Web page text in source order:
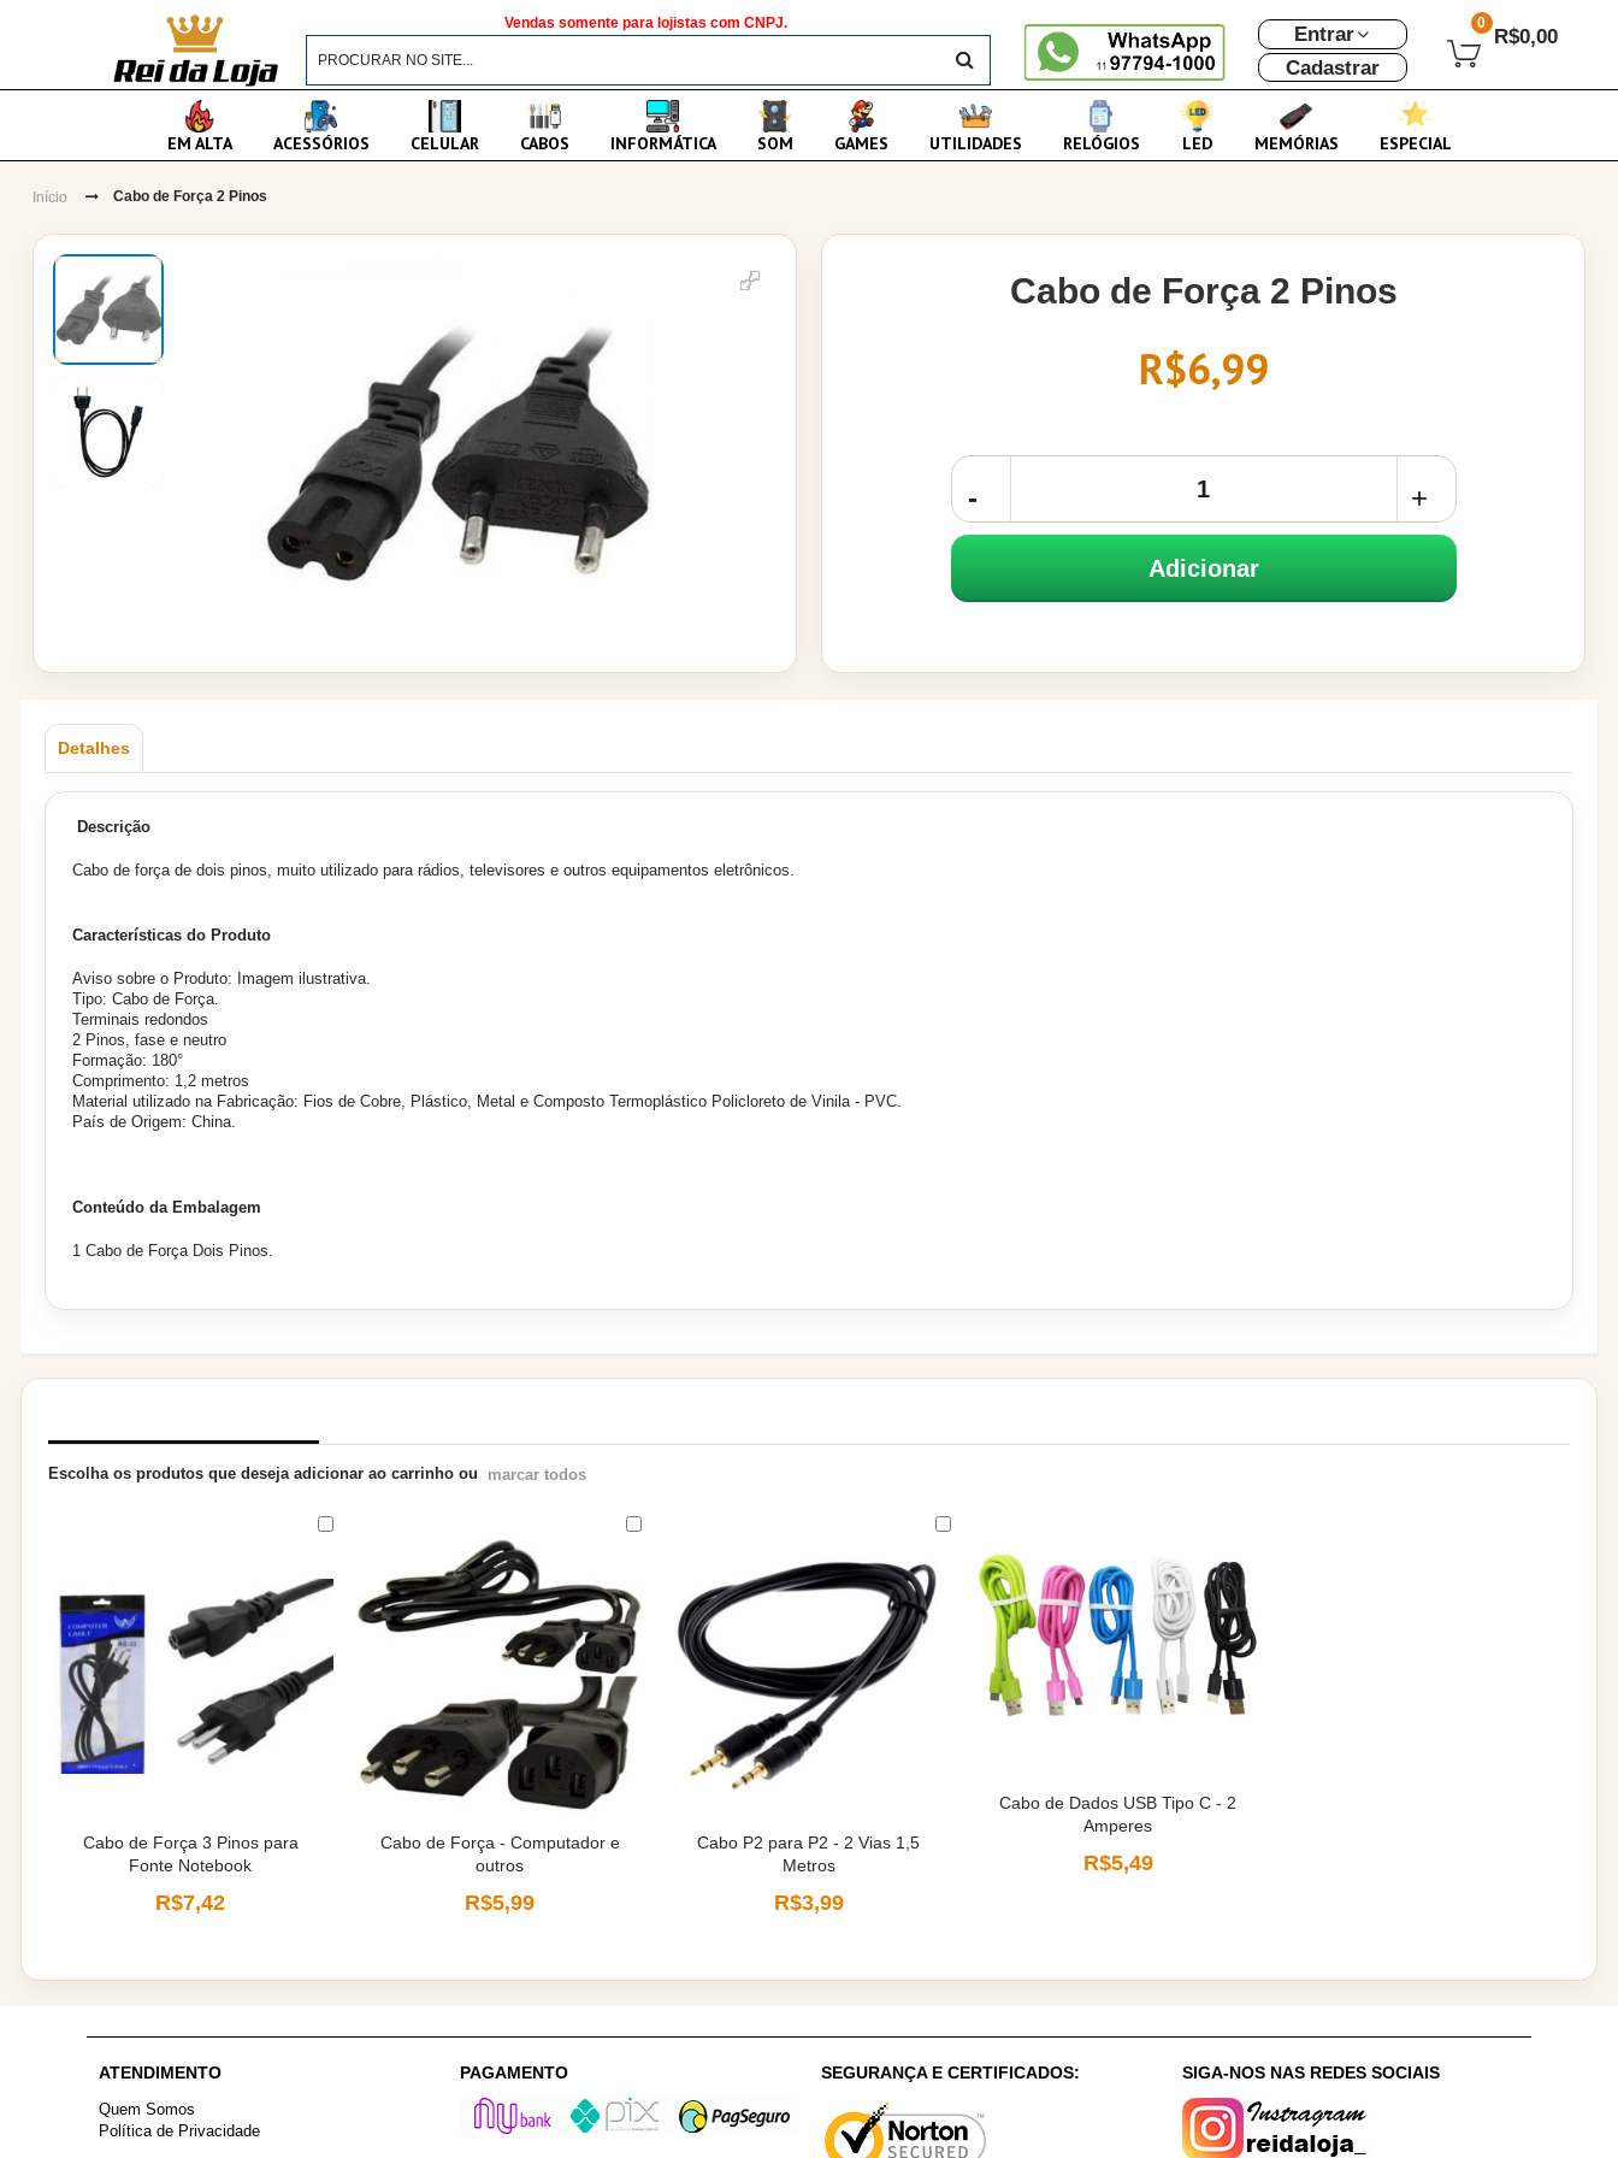
Vendas somente para lojistas com CNPJ.
BUSCAR
Entrar
Cadastrar
0
R$0,00
EM ALTA ACESSÓRIOS CELULAR CABOS INFORMÁTICA SOM GAMES UTILIDADES RELÓGIOS LED MEMÓRIAS ESPECIAL
Início Cabo de Força 2 Pinos
Cabo de Força 2 Pinos
R$6,99
Adicionar
Detalhes
Descrição
Cabo de força de dois pinos, muito utilizado para rádios, televisores e outros equipamentos eletrônicos.
Características do Produto
Aviso sobre o Produto: Imagem ilustrativa.
Tipo: Cabo de Força.
Terminais redondos
2 Pinos, fase e neutro
Formação: 180°
Comprimento: 1,2 metros
Material utilizado na Fabricação: Fios de Cobre, Plástico, Metal e Composto Termoplástico Policloreto de Vinila - PVC.
País de Origem: China.
Conteúdo da Embalagem
1 Cabo de Força Dois Pinos.
Escolha os produtos que deseja adicionar ao carrinho ou marcar todos
Cabo de Força 3 Pinos para
Fonte Notebook
R$7,42
Cabo de Força - Computador e
outros
R$5,99
Cabo P2 para P2 - 2 Vias 1,5
Metros
R$3,99
Cabo de Dados USB Tipo C - 2
Amperes
R$5,49
ATENDIMENTO
Quem Somos
Política de Privacidade
PAGAMENTO SEGURANÇA E CERTIFICADOS: SIGA-NOS NAS REDES SOCIAIS